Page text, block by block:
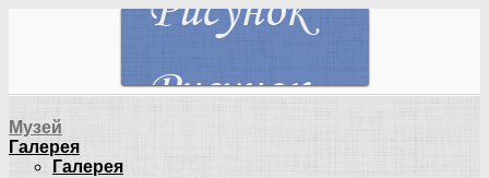
Музей
Галерея
Галерея